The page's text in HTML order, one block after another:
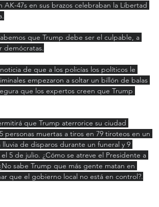
47s en sus brazos celebraban la Libertad
que Trump debe ser el culpable, a
demócratas.
de que a los policías los políticos le
empezaron a soltar un billón de balas
que los expertos creen que Trump
que Trump aterrorice su ciudad
personas muertas a tiros en 79 tiroteos en un
de disparos durante un funeral y 9
5 de julio. ¿Cómo se atreve el Presidente a
sabe Trump que más gente matan en
que el gobierno local no está en control?.